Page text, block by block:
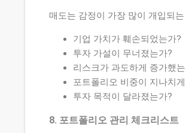
매도는 감정이 가장 많이 개입되
기업 가치가 훼손되었는가?
투자 가설이 무너졌는가?
리스크가 과도하게 증가했
포트폴리오 비중이 지나치
투자 목적이 달라졌는가?
8. 포트폴리오 관리 체크리스트